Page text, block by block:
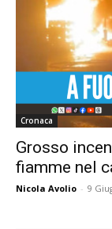
Cronaca
Grosso
fiamme nel
Nicola Avolio - 9